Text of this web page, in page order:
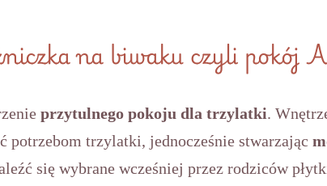
na biwaku czyli pokój
przytulnego pokoju dla trzylatki.
potrzebom trzylatki, jednocześnie stwarzając
się wybrane wcześniej przez rodziców